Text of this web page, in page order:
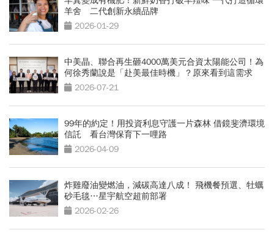
羊舍 二代創新永續品牌
2026-01-29
中美晶、聯合再生砸4000萬美元合資太陽能公司！為
何徐秀蘭說是「赴美最佳時機」？原來看到這需求
2026-07-21
99年的約定！用投資利息守護一片森林 借鏡斐濟環境
信託 看台灣保育下一哩路
2026-04-09
炸雞廢油變燃油，減碳高達八成！ 飛機餐預選、牡蠣
砂毛毯…星宇航空超前部署
2026-02-26